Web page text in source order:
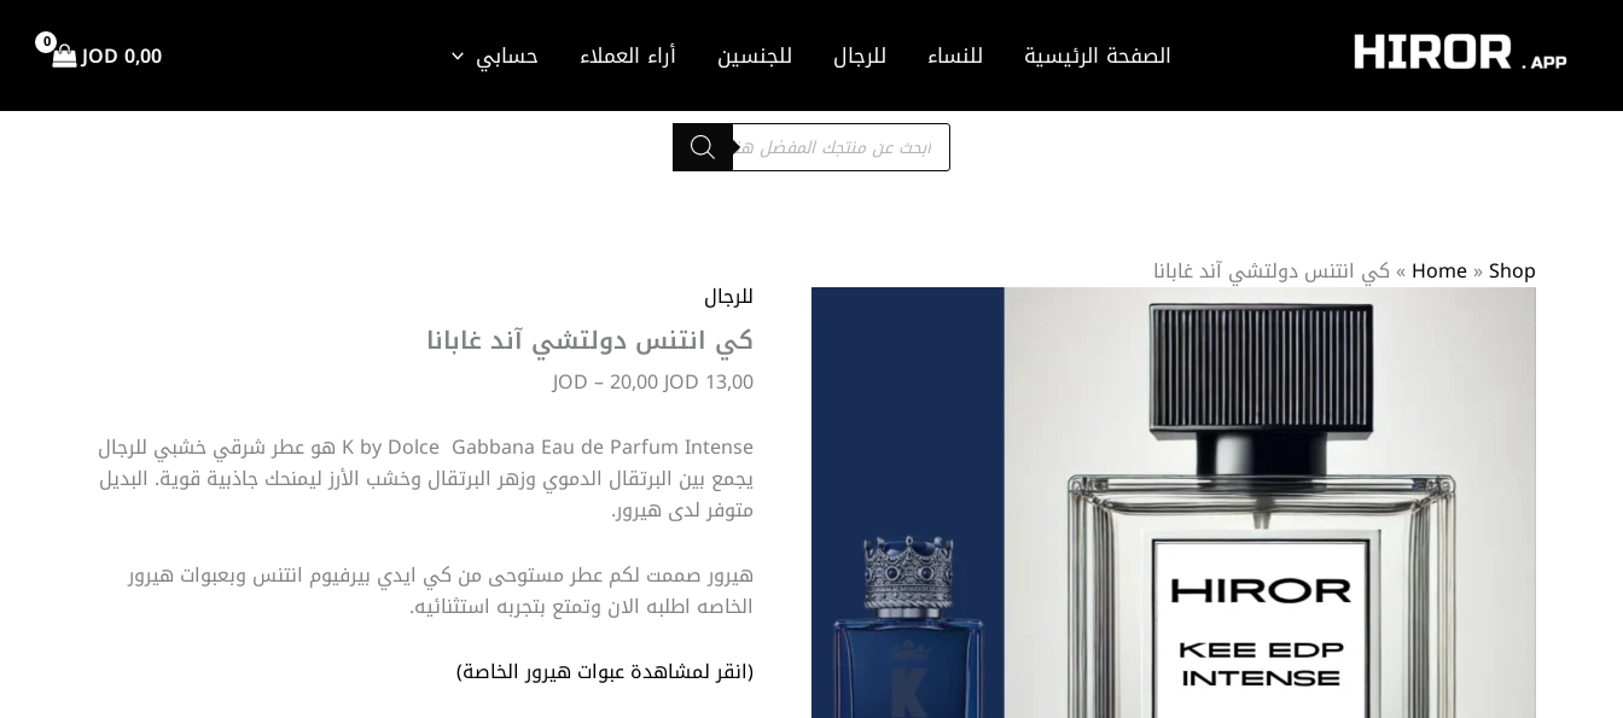
المحتوى
الصفحة الرئيسية للنساء للرجال للجنسين أراء العملاء حسابي 0,00
JOD
Products
search
Home»Shop
» كي انتنس دولتشي آند غابانا
للرجال
كي انتنس دولتشي آند غابانا
13,00
JOD–20,00JOD
السعر:
من
K by Dolce Gabbana Eau de Parfum Intense هو عطر شرقي خشبي للرجال
يجمع بين البرتقال الدموي وزهر البرتقال وخشب الأرز ليمنحك جاذبية قوية. البديل
متوفر لدى هيرور.
هيرور صممت لكم عطر مستوحى من كي ايدي بيرفيوم انتنس وبعبوات هيرور
الخاصه اطلبه الان وتمتع بتجربه استثنائيه.
(انقر لمشاهدة عبوات هيرور الخاصة)
كمية